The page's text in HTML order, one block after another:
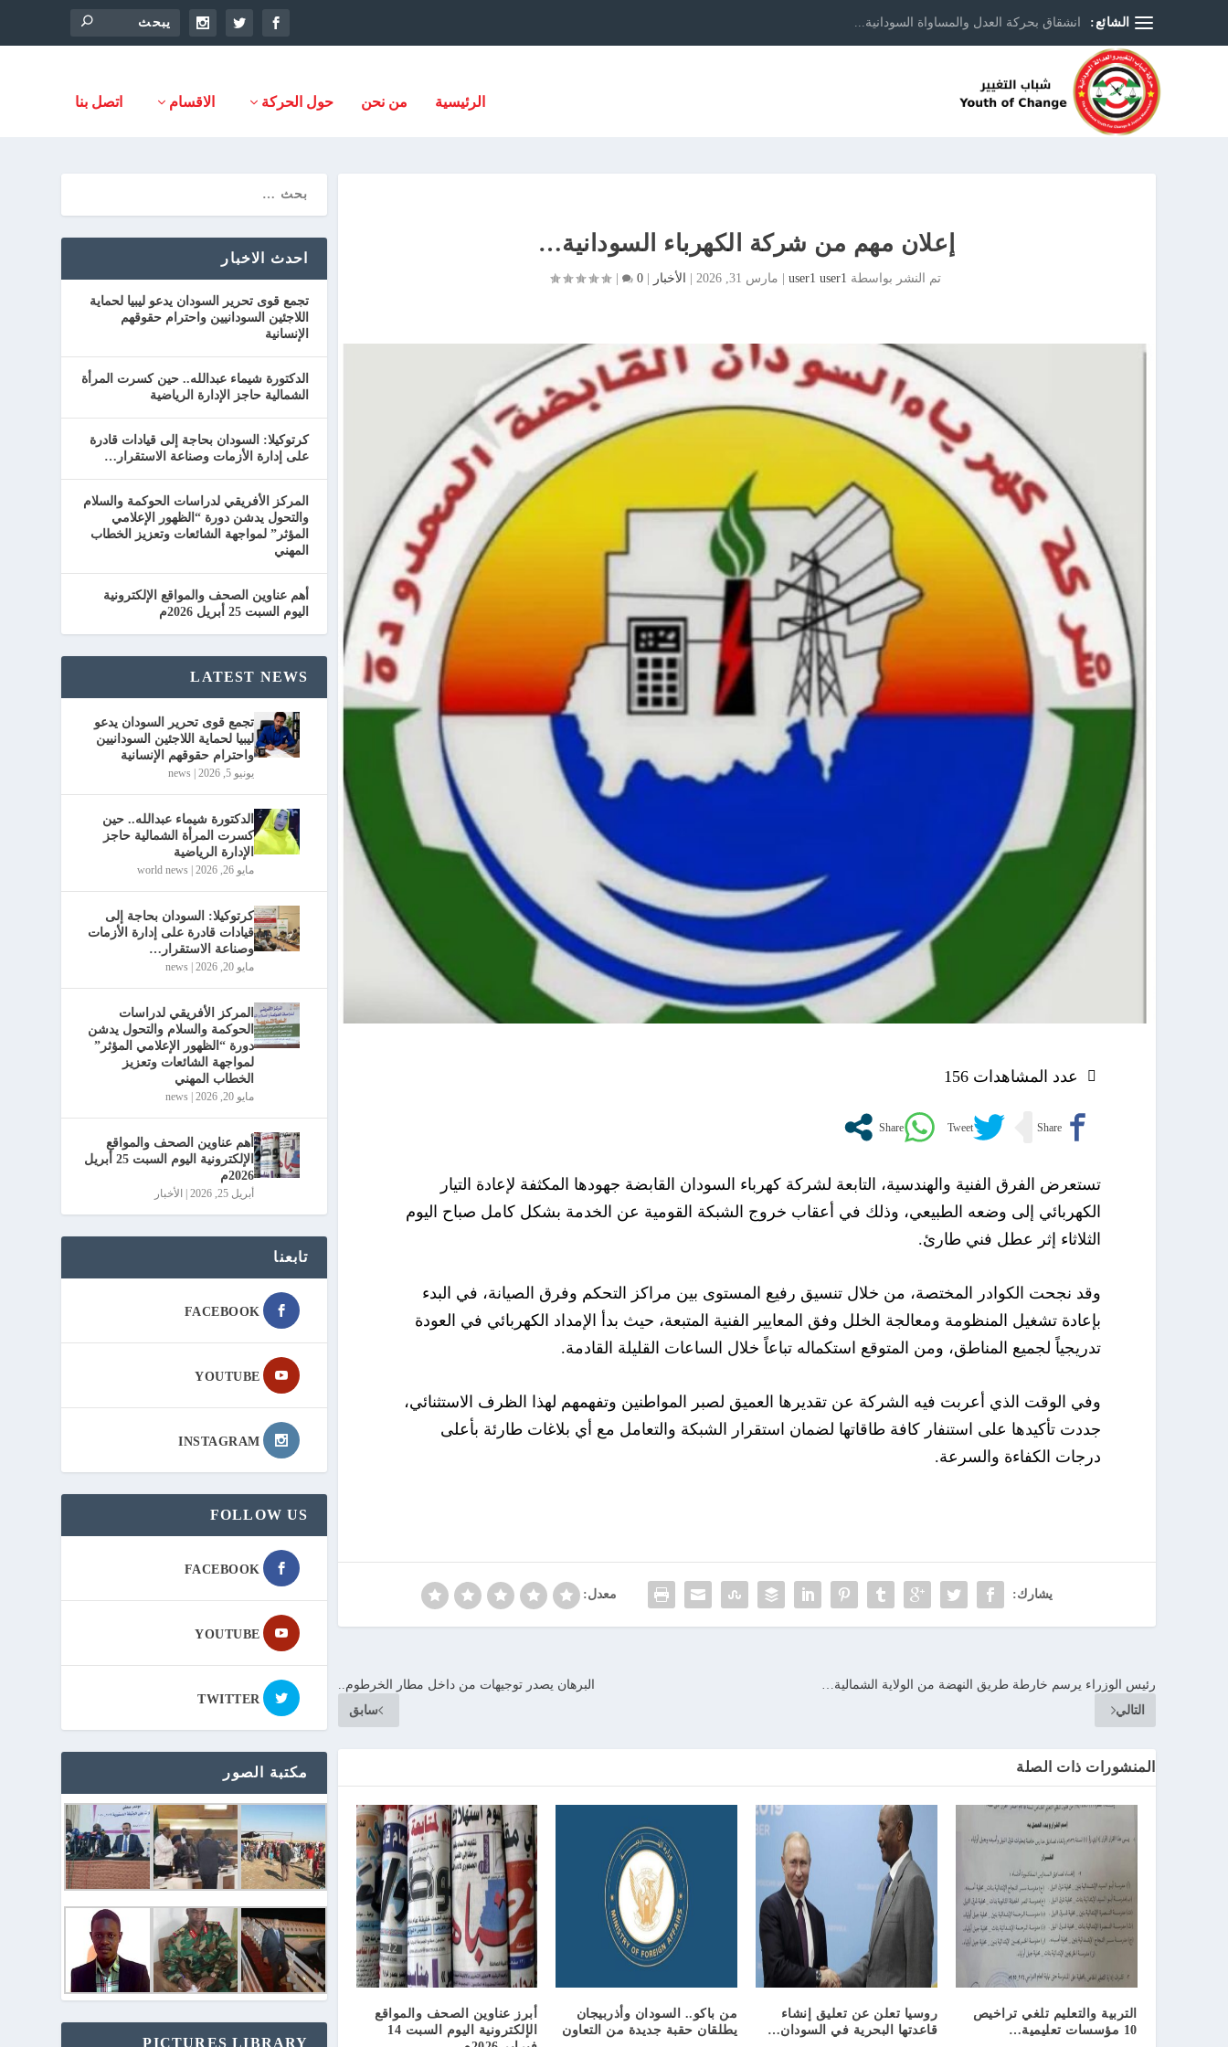
الشائع: انشقاق بحركة العدل والمساواة السودانية...
الرئيسية من نحن حول الحركة الاقسام اتصل بنا
إعلان مهم من شركة الكهرباء السودانية…
تم النشر بواسطة user1 user1
| مارس 31, 2026 | الأخبار 0
|
عدد المشاهدات 156
تستعرض الفرق الفنية والهندسية، التابعة لشركة كهرباء السودان القابضة جهودها المكثفة لإعادة التيار
الكهربائي إلى وضعه الطبيعي، وذلك في أعقاب خروج الشبكة القومية عن الخدمة بشكل كامل صباح اليوم
الثلاثاء إثر عطل فني طارئ.
​وقد نجحت الكوادر المختصة، من خلال تنسيق رفيع المستوى بين مراكز التحكم وفرق الصيانة، في البدء
بإعادة تشغيل المنظومة ومعالجة الخلل وفق المعايير الفنية المتبعة، حيث بدأ الإمداد الكهربائي في العودة
تدريجياً لجميع المناطق، ومن المتوقع استكماله تباعاً خلال الساعات القليلة القادمة.
​وفي الوقت الذي أعربت فيه الشركة عن تقديرها العميق لصبر المواطنين وتفهمهم لهذا الظرف الاستثنائي،
جددت تأكيدها على استنفار كافة طاقاتها لضمان استقرار الشبكة والتعامل مع أي بلاغات طارئة بأعلى
درجات الكفاءة والسرعة.
يشارك: معدل:
البرهان يصدر توجيهات من داخل مطار الخرطوم..
سابق
رئيس الوزراء يرسم خارطة طريق النهضة من الولاية الشمالية…
التالي
المنشورات ذات الصلة
التربية والتعليم تلغي تراخيص
10 مؤسسات تعليمية…
روسيا تعلن عن تعليق إنشاء
قاعدتها البحرية في السودان…
من باكو.. السودان وأذربيجان
يطلقان حقبة جديدة من التعاون
أبرز عناوين الصحف والمواقع
الإلكترونية اليوم السبت 14
احدث الاخبار
تجمع قوى تحرير السودان يدعو ليبيا لحماية
اللاجئين السودانيين واحترام حقوقهم
الإنسانية
الدكتورة شيماء عبدالله.. حين كسرت المرأة
الشمالية حاجز الإدارة الرياضية
كرتوكيلا: السودان بحاجة إلى قيادات قادرة
على إدارة الأزمات وصناعة الاستقرار…
المركز الأفريقي لدراسات الحوكمة والسلام
والتحول يدشن دورة “الظهور الإعلامي
المؤثر” لمواجهة الشائعات وتعزيز الخطاب
المهني
أهم عناوين الصحف والمواقع الإلكترونية
اليوم السبت 25 أبريل 2026م
LATEST NEWS
تجمع قوى تحرير السودان يدعو
ليبيا لحماية اللاجئين السودانيين
واحترام حقوقهم الإنسانية
يونيو 5, 2026 news
الدكتورة شيماء عبدالله.. حين
كسرت المرأة الشمالية حاجز
الإدارة الرياضية
مايو 26, 2026 world news
كرتوكيلا: السودان بحاجة إلى
قيادات قادرة على إدارة الأزمات
وصناعة الاستقرار…
مايو 20, 2026 news
المركز الأفريقي لدراسات
الحوكمة والسلام والتحول يدشن
دورة “الظهور الإعلامي المؤثر”
لمواجهة الشائعات وتعزيز
الخطاب المهني
مايو 20, 2026 news
أهم عناوين الصحف والمواقع
الإلكترونية اليوم السبت 25 أبريل
2026م
أبريل 25, 2026 الأخبار
تابعنا
FACEBOOK
YOUTUBE
INSTAGRAM
FOLLOW US
FACEBOOK
YOUTUBE
TWITTER
مكتبة الصور
PICTURES LIBRARY